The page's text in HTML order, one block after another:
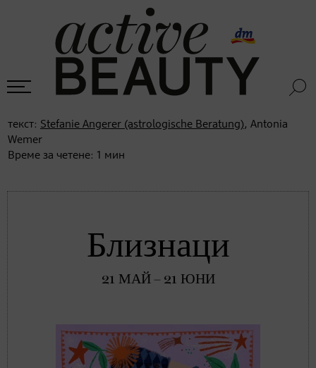
текст: Stefanie Angerer (astrologische Beratung), Antonia
Wemer
Време за четене: 1 мин
21 МАЙ – 21 ЮНИ
Близнаци